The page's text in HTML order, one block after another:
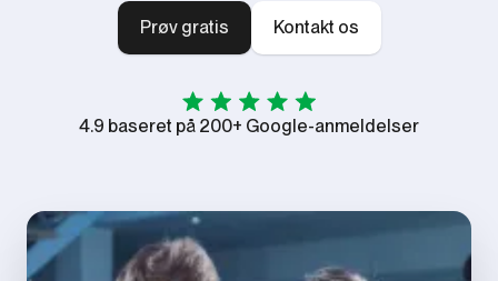
Prøv gratis Kontakt os
4.9 baseret på 200+ Google-anmeldelser